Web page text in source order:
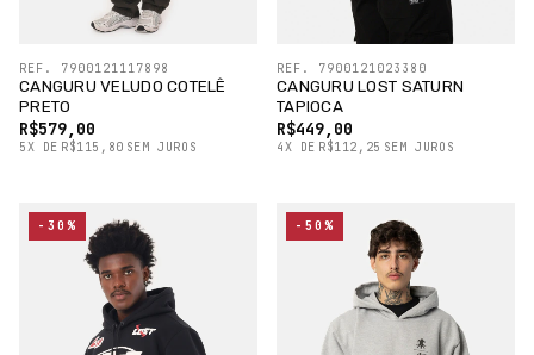
CANGURU VELUDO COTELÊ
PRETO
R$579,00
5X DE R$115,80 SEM JUROS
REF. 7900121117898
CANGURU LOST SATURN
TAPIOCA
R$449,00
4X DE R$112,25 SEM JUROS
REF. 7900121023380
-30% -50%